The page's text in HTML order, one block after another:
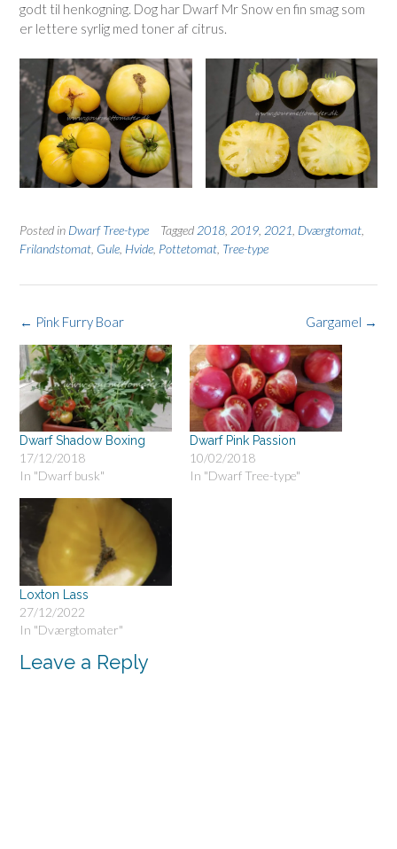
godt til henkogning. Dog har Dwarf Mr Snow en fin smag som
er lettere syrlig med toner af citrus.
Posted in Dwarf Tree-type Tagged 2018 2019 2021 Dværgtomat
Frilandstomat Gule Hvide Pottetomat Tree-type
Post
Gargamel →
← Pink Furry Boar
Dwarf Shadow Boxing
17/12/2018
In "Dwarf busk"
Dwarf Pink Passion
10/02/2018
In "Dwarf Tree-type"
Loxton Lass
27/12/2022
In "Dværgtomater"
Leave a Reply